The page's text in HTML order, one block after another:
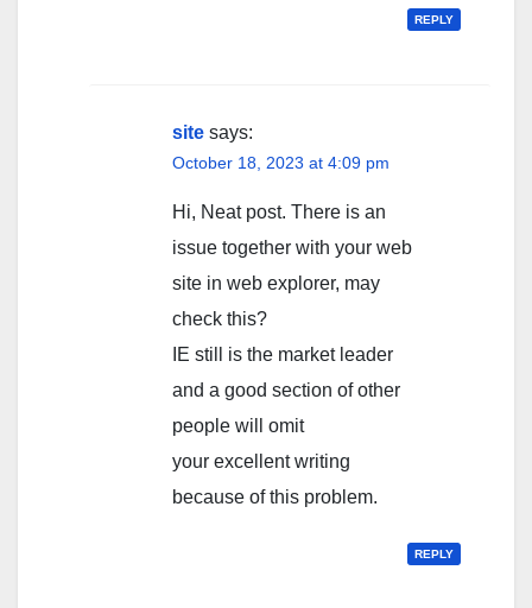
REPLY
site says:
October 18, 2023 at 4:09 pm
Hi, Neat post. There is an
issue together with your web
site in web explorer, may
check this?
IE still is the market leader
and a good section of other
people will omit
your excellent writing
because of this problem.
REPLY